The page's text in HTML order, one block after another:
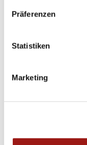
Präferenzen
Statistiken
Marketing
Sichern Sie